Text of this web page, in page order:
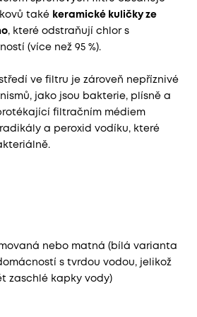
také keramické kuličky ze
, které odstraňují chlor s
(více než 95 %).
ve filtru je zároveň nepříznivé
jako jsou bakterie, plísně a
filtračním médiem
a peroxid vodíku, které
nebo matná (bílá varianta
s tvrdou vodou, jelikož
zaschlé kapky vody)